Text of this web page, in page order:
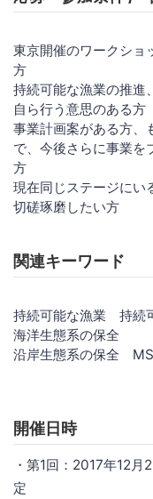
東京開催のワークショ
方
持続可能な漁業の推進
自ら行う意思のある方
事業計画案がある方、
で、今後さらに事業を
方
現在同じステージにい
切磋琢磨したい方
関連キーワード
持続可能な漁業 持続
海洋生態系の保全
沿岸生態系の保全
開催日時
・第1回：2017年12
定